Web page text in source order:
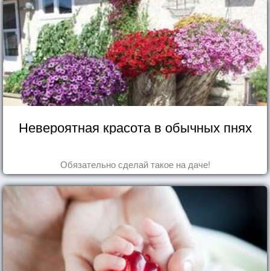
Невероятная красота в обычных пнях
Обязательно сделай такое на даче!